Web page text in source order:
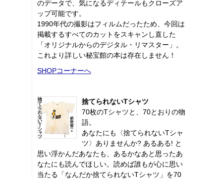
のデータで、気になるディテールもクローズア
ップ可能です。
1990年代の撮影はフィルムだったため、今回は
掲載するすべてのカットをスキャンし直した
「オリジナルからのデジタル・リマスター」。
これより詳しい秘宝館の本は存在しません！
SHOPコーナーへ
捨てられないTシャツ
70枚のTシャツと、70とおりの物
語。
あなたにも〈捨てられないTシャ
ツ〉ありませんか? あるある! と
思い浮かんだあなたも、あるかなあと思ったあ
なたにも読んでほしい。読めば誰もが心に思い
当たる「なんだか捨てられないTシャツ」を70